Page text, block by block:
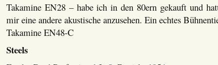
Takamine EN28 – habe ich in den 80ern gekauft und
mir eine andere akustische anzusehen. Ein echtes
Takamine EN48-C
Steels